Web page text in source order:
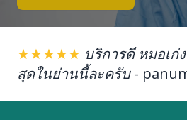
★★★★★ บริการดี หมอเก่
สุดในย่านนี้ละครับ-